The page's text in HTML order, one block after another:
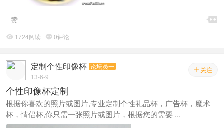

赞
 1724阅读 0评论
 关注
定制个性印像杯 论坛员一
13-6-9
个性印像杯定制
根据你喜欢的照片或图片,专业定制个性礼品杯，广告杯，魔术
杯，情侣杯,你只需一张照片或图片，根据您的需要 ...